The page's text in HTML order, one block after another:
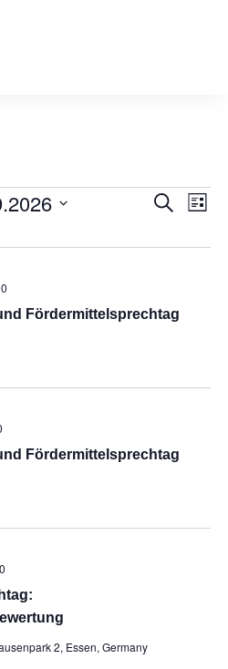
Suche
Liste
Fördermittelsprechtag
Fördermittelsprechtag
2, Essen, Germany